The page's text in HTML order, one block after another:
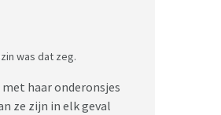
was dat zeg.
haar onderonsjes
ze zijn in elk geval